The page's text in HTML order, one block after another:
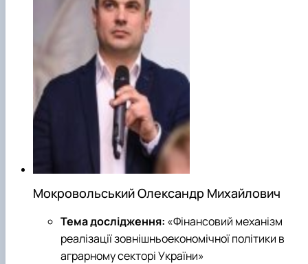
Мокровольський Олександр Михайлович
Тема дослідження: «Фінансовий механізм
реалізації зовнішньоекономічної політики в
аграрному секторі України»